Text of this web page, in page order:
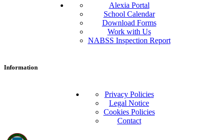
Alexia Portal
School Calendar
Download Forms
Work with Us
NABSS Inspection Report
Information
Privacy Policies
Legal Notice
Cookies Policies
Contact